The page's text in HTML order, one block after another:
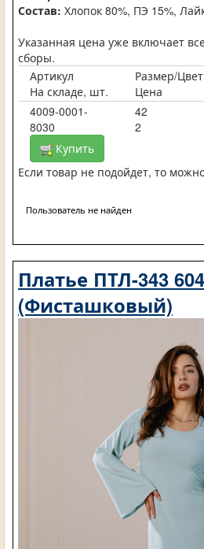
Состав: Хлопок 80%, ПЭ 15%,
Указанная цена уже включает
сборы.
Артикул
Размер/Цвет
На складе, шт.
Цена
4009-0001-
8030
42
2
Купить
Если товар не подойдет, то
Пользователь не найден
Платье ПТЛ-343
(Фисташковый)